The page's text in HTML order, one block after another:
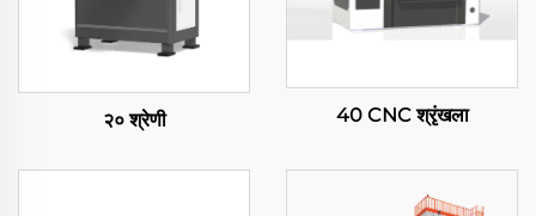
२० श्रेणी 40 CNC श्रृंखला